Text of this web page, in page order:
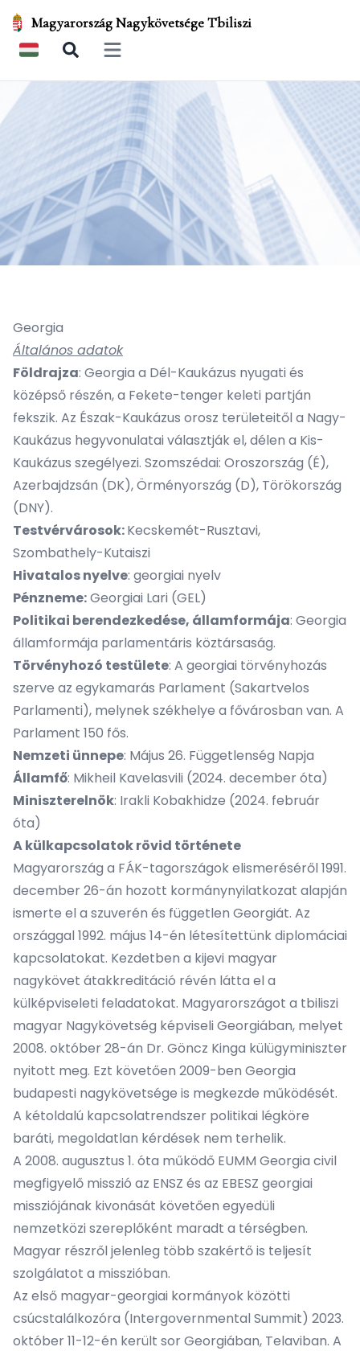
Magyarország Nagykövetsége Tbiliszi
Open main menu
Georgia
Általános adatok
Földrajza: Georgia a Dél-Kaukázus nyugati és
középső részén, a Fekete-tenger keleti partján
fekszik. Az Észak-Kaukázus orosz területeitől a Nagy-
Kaukázus hegyvonulatai választják el, délen a Kis-
Kaukázus szegélyezi. Szomszédai: Oroszország (É),
Azerbajdzsán (DK), Örményország (D), Törökország
(DNY).
Testvérvárosok:Kecskemét-Rusztavi,
Szombathely-Kutaiszi
Hivatalos nyelve: georgiai nyelv
Pénzneme:Georgiai Lari (GEL)
Politikai berendezkedése, államformája: Georgia
államformája parlamentáris köztársaság.
Törvényhozó testülete: A georgiai törvényhozás
szerve az egykamarás Parlament (Sakartvelos
Parlamenti), melynek székhelye a fővárosban van. A
Parlament 150 fős.
Nemzeti ünnepe: Május 26. Függetlenség Napja
Államfő: Mikheil Kavelasvili (2024. december óta)
Miniszterelnök: Irakli Kobakhidze (2024. február
óta)
A külkapcsolatok rövid története
Magyarország a FÁK-tagországok elismeréséről 1991.
december 26-án hozott kormánynyilatkozat alapján
ismerte el a szuverén és független Georgiát. Az
országgal 1992. május 14-én létesítettünk diplomáciai
kapcsolatokat. Kezdetben a kijevi magyar
nagykövet átakkreditáció révén látta el a
külképviseleti feladatokat. Magyarországot a tbiliszi
magyar Nagykövetség képviseli Georgiában, melyet
2008. október 28-án Dr. Göncz Kinga külügyminiszter
nyitott meg. Ezt követően 2009-ben Georgia
budapesti nagykövetsége is megkezde működését.
A kétoldalú kapcsolatrendszer politikai légköre
baráti, megoldatlan kérdések nem terhelik.
A 2008. augusztus 1. óta működő EUMM Georgia civil
megfigyelő misszió az ENSZ és az EBESZ georgiai
missziójának kivonását követően egyedüli
nemzetközi szereplőként maradt a térségben.
Magyar részről jelenleg több szakértő is teljesít
szolgálatot a misszióban.
Az első magyar-georgiai kormányok közötti
csúcstalálkozóra (Intergovernmental Summit) 2023.
október 11-12-én került sor Georgiában, Telaviban. A